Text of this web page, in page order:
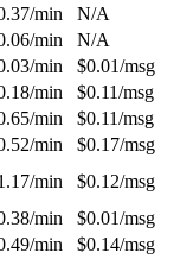
/min
N/A
/min
N/A
/min $0.01/msg
/min $0.11/msg
/min $0.11/msg
/min $0.17/msg
/min $0.12/msg
/min $0.01/msg
/min $0.14/msg